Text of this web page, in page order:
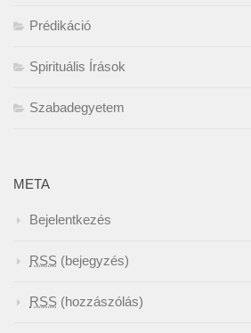
Prédikáció
Spirituális Írások
Szabadegyetem
META
Bejelentkezés
RSS (bejegyzés)
RSS (hozzászólás)